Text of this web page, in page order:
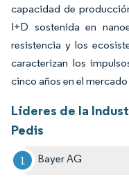
capacidad de
I+D sostenida en
resistencia y los
caracterizan los
cinco años en el
Líderes de la
Pedis
Bayer AG